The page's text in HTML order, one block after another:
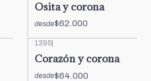
Osita y corona
desde$62.000
1395
Corazón y corona
desde$64.000